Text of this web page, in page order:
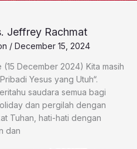
Jeffrey Rachmat
/ December 15, 2024
December 2024) Kita masih
Yesus yang Utuh“.
saudara semua bagi
dan pergilah dengan
Tuhan, hati-hati dengan
dan